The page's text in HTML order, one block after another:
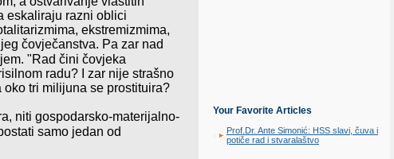
eskaliraju razni oblici
ekstremizmima,
čovječanstva. Pa zar nad
"Rad čini čovjeka
radu? I zar nije strašno
tri milijuna se prostituira?
niti gospodarsko-materijalno-
samo jedan od
Your Favorite Articles
Prof.Dr. Ante Simonić: HSS slavi, čuva i
potiče rad i stvaralaštvo